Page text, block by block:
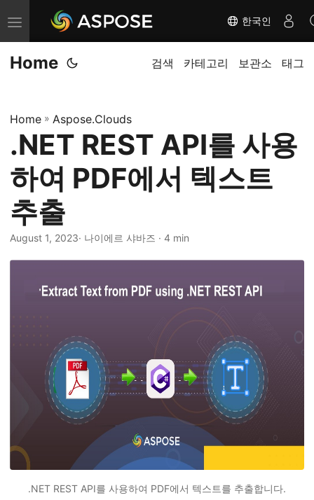
내
비
게
전
환
한국인
Home 검색 카테고리 보관소 태그
Home » Aspose.Clouds
.NET REST API를 사용
하여 PDF에서 텍스트
추출
August 1, 2023· 나이에르 샤바즈 · 4 min
.NET REST API를 사용하여 PDF에서 텍스트를 추출합니다.